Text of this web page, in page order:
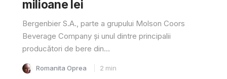
milioane lei
Bergenbier S.A., parte a grupului Molson Coors
Beverage Company și unul dintre principalii
producători de bere din...
Romanita Oprea 2 min